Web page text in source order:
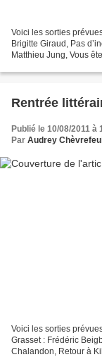
Voici les sorties
Brigitte Giraud, Pas
Matthieu Jung, Vous
Rentrée
Publié le 10/08/2011 à
Par Audrey
Voici les sorties
Grasset : Frédéric
Chalandon, Retour à